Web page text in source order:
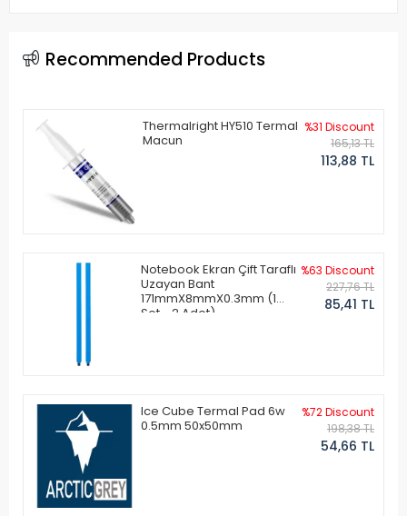
Recommended Products
Thermalright HY510 Termal
Macun
%31 Discount
165,13 TL
113,88 TL
Notebook Ekran Çift Taraflı
Uzayan Bant
171mmX8mmX0.3mm (1
Set - 2 Adet)
%63 Discount
227,76 TL
85,41 TL
Ice Cube Termal Pad 6w
0.5mm 50x50mm
%72 Discount
198,38 TL
54,66 TL